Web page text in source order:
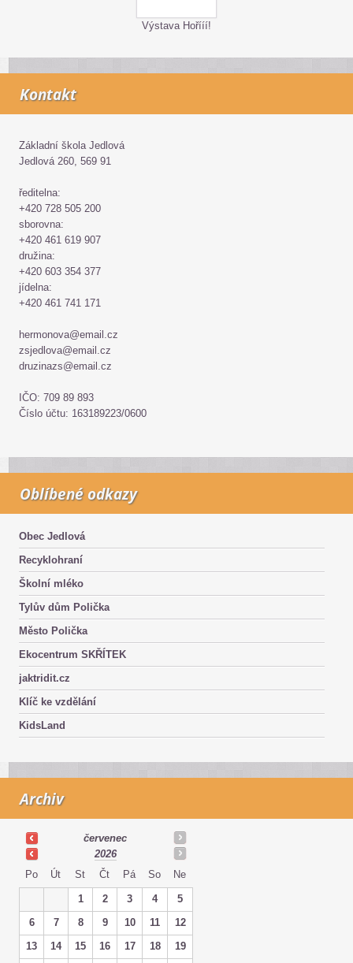
Výstava Hořííí!
Kontakt
Základní škola Jedlová
Jedlová 260, 569 91
ředitelna:
+420 728 505 200
sborovna:
+420 461 619 907
družina:
+420 603 354 377
jídelna:
+420 461 741 171
hermonova@email.cz
zsjedlova@email.cz
druzinazs@email.cz
IČO: 709 89 893
Číslo účtu: 163189223/0600
Oblíbené odkazy
Obec Jedlová
Recyklohraní
Školní mléko
Tylův dům Polička
Město Polička
Ekocentrum SKŘÍTEK
jaktridit.cz
Klíč ke vzdělání
KidsLand
Archiv
červenec
2026
Po
Út St Čt Pá So Ne
1 2 3 4
5
6
7 8 9 10 11
12
13
14 15 16 17 18 19